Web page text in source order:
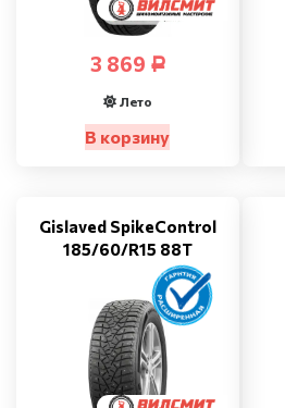
3 869 Р
Лето
В корзину
Gislaved SpikeControl
185/60/R15 88T